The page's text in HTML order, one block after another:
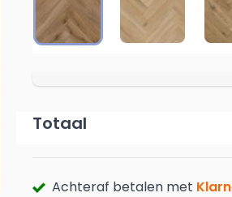
Totaal
Achteraf betalen met